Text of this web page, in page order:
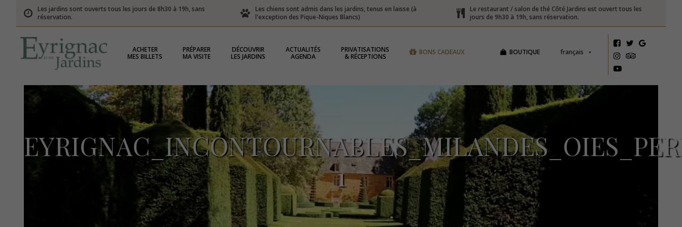
Les jardins sont ouverts tous les jours de 8h30 à 19h, sans
réservation.
Les chiens sont admis dans les jardins, tenus en laisse (à
l'exception des Pique-Niques Blancs)
Le restaurant / salon de thé Côté Jardins est ouvert tous les
jours de 9h30 à 19h, sans réservation.
ACHETER
MES BILLETS
PRÉPARER
MA VISITE
DÉCOUVRIR
LES JARDINS
ACTUALITÉS
AGENDA
PRIVATISATIONS
& RÉCEPTIONS
français
BOUTIQUE
BONS CADEAUX
1